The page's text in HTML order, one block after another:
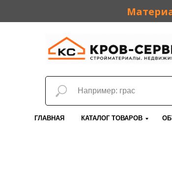
ГЛАВНАЯ КАТАЛОГ ТОВАРОВ